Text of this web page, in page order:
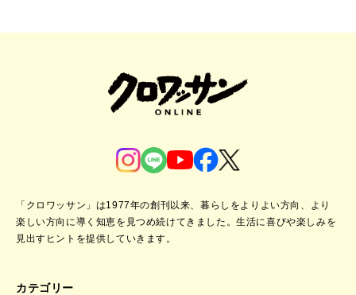
「クロワッサン」は1977年の創刊以来、暮らしをよりよい方向、より
楽しい方向に導く知恵を見つめ続けてきました。生活に喜びや楽しみを
見出すヒントを提供していきます。
カテゴリー